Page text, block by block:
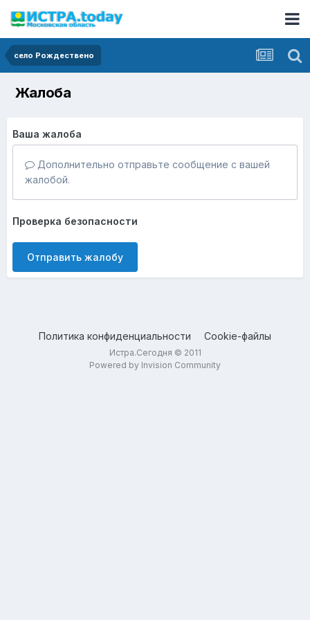
село Рождествено
Жалоба
Ваша жалоба
Дополнительно отправьте сообщение с вашей
жалобой.
Проверка безопасности
Отправить жалобу
Политика конфиденциальности Cookie-файлы
Истра.Сегодня © 2011
Powered by Invision Community